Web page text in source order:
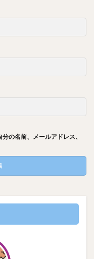
の名前、メールアドレス、